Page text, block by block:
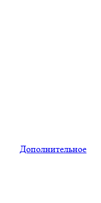
Дополнительное